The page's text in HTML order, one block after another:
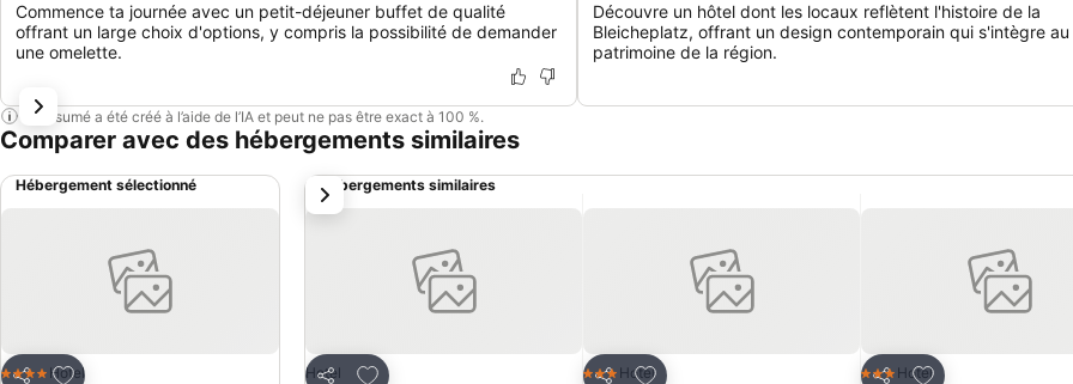
Commence ta journée avec un petit-déjeuner buffet de qualité
offrant un large choix d'options, y compris la possibilité de demander
une omelette.
Découvre un hôtel dont les locaux reflètent l'histoire de la
Bleicheplatz, offrant un design contemporain qui s'intègre au
patrimoine de la région.
Ce résumé a été créé à l’aide de l’IA et peut ne pas être exact à 100 %.
Comparer avec des hébergements similaires
Hébergement sélectionné
Ajouter à mes favoris
4 ÉtoilesHotel
Hébergements similaires
Ajouter à mes favoris
Hotel Ajouter à mes favoris
3 ÉtoilesHotel Ajouter à mes
3 ÉtoilesHotel
suivant